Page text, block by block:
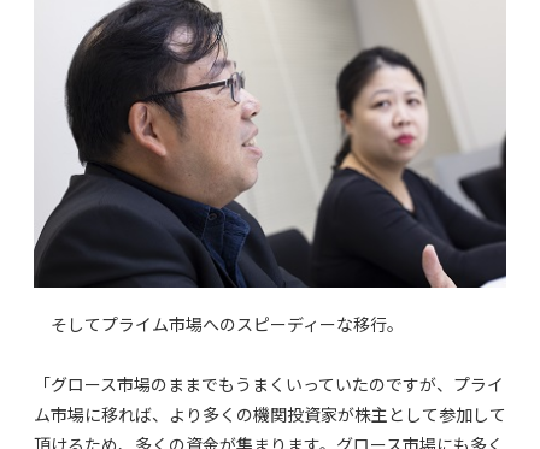
そしてプライム市場へのスピーディーな移行。
「グロース市場のままでもうまくいっていたのですが、プライ
ム市場に移れば、より多くの機関投資家が株主として参加して
頂けるため、多くの資金が集まります。グロース市場にも多く